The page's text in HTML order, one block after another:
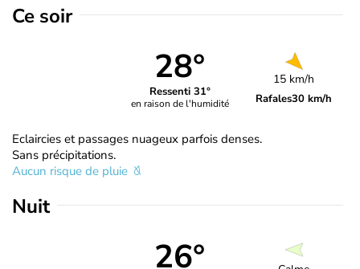
Ce soir
28°
Ressenti 31°
en raison de l'humidité
15 km/h
Rafales30 km/h
Eclaircies et passages nuageux parfois denses.
Sans précipitations.
Aucun risque de pluie
Nuit
26°